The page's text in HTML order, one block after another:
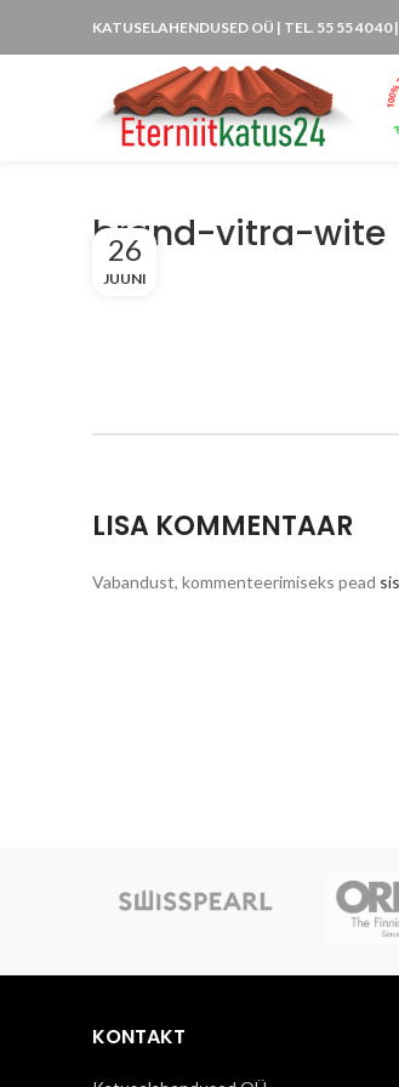
KATUSELAHENDUSED OÜ | TEL. 55 55 40
brand-vitra-wite
26
JUUNI
LISA KOMMENTAAR
Vabandust, kommenteerimiseks pead
KONTAKT